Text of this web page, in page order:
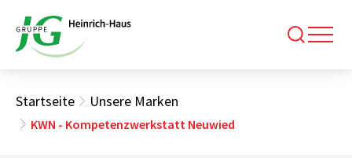
Startseite Unsere Marken
KWN - Kompetenzwerkstatt Neuwied